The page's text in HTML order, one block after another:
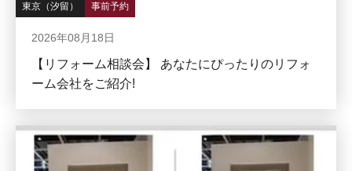
東京（汐留） 事前予約
2026年08月18日
【リフォーム相談会】 あなたにぴったりのリフォ
ーム会社をご紹介!